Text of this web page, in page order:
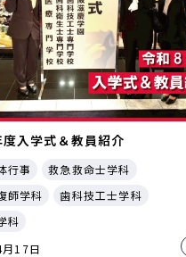
入学式＆教員紹介
行事
救急救命士学科
師学科
歯科技工士学科
科
17日